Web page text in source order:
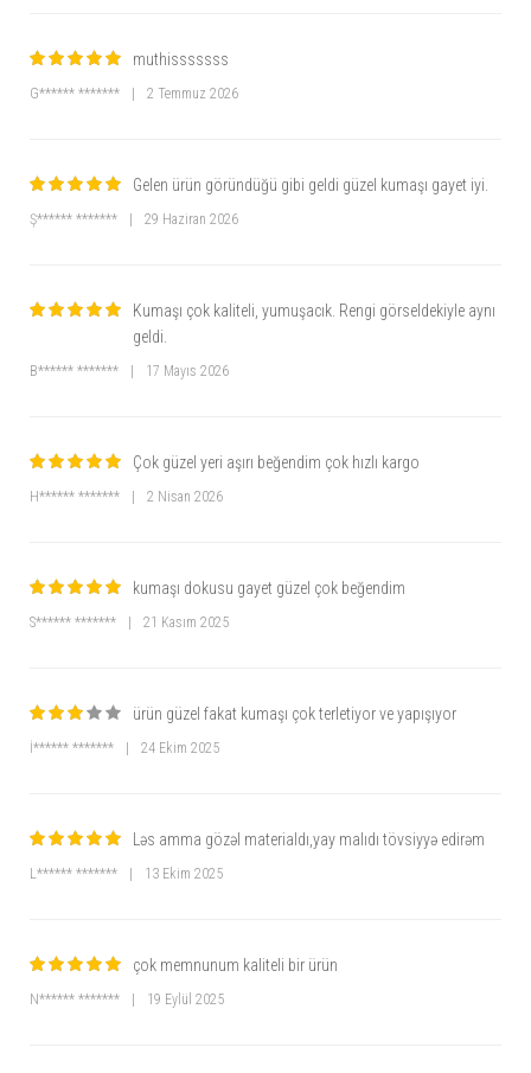
muthisssssss
G****** ******* 2 Temmuz 2026
Gelen ürün göründüğü gibi geldi güzel kumaşı gayet iyi.
Ş****** ******* 29 Haziran 2026
Kumaşı çok kaliteli, yumuşacık. Rengi görseldekiyle aynı
geldi.
B****** ******* 17 Mayıs 2026
Çok güzel yeri aşırı beğendim çok hızlı kargo
H****** ******* 2 Nisan 2026
kumaşı dokusu gayet güzel çok beğendim
S****** ******* 21 Kasım 2025
ürün güzel fakat kumaşı çok terletiyor ve yapışıyor
İ****** ******* 24 Ekim 2025
Ləs amma gözəl materialdı,yay malıdı tövsiyyə edirəm
L****** ******* 13 Ekim 2025
çok memnunum kaliteli bir ürün
N****** ******* 19 Eylül 2025